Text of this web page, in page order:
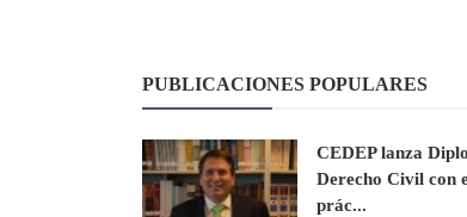
PUBLICACIONES POPULARES
CEDEP lanza
Derecho Civil con
prác...